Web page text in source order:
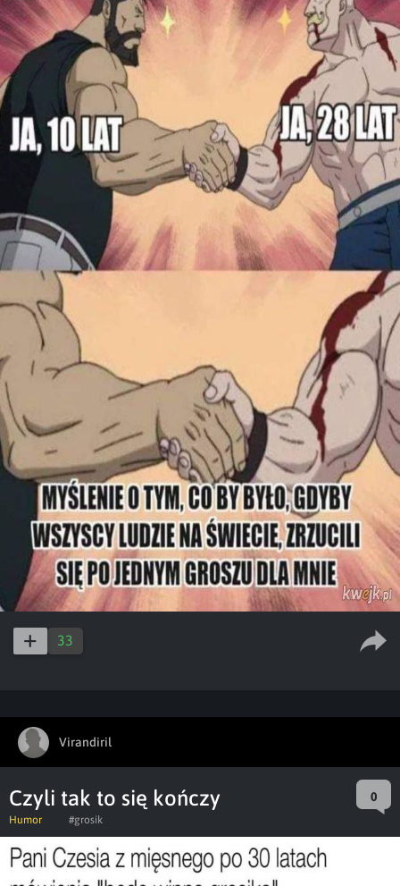
33
Virandiril
Czyli tak to się kończy 0
Humor #grosik